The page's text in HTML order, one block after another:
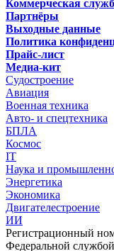
Коммерческая
Партнёры
Выходные данные
Политика
Прайс-лист
Медиа-кит
Судостроение
Авиация
Военная техника
Авто- и спецтехника
БПЛА
Космос
IT
Наука и
Энергетика
Экономика
Двигателестроение
ИИ
Регистрационный
Федеральной